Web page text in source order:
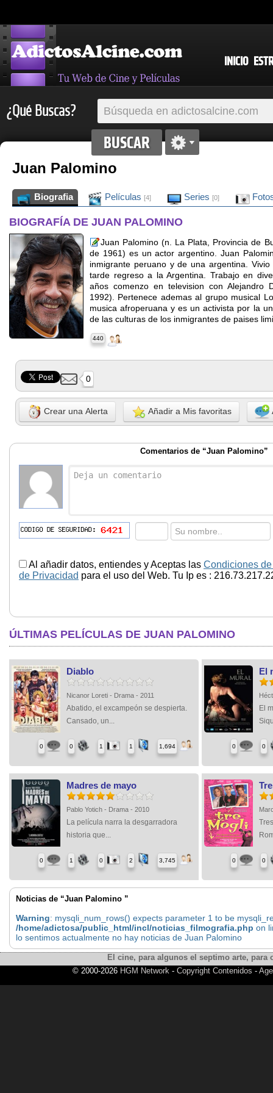
INICIO
¿Qué Buscas?
Juan Palomino
Biografia Películas [4] Series [0]
BIOGRAFÍA DE JUAN PALOMINO
Juan Palomino (n. La Plata, Provincia de
de 1961) es un actor argentino. Juan
inmigrante peruano y de una argentina.
tarde regreso a la Argentina. Trabajo en
años comenzo en television con Alejandro
1992). Pertenece ademas al grupo musical
musica afroperuana y es un activista por la
de las culturas de los inmigrantes de paises
440
0
Crear una Alerta Añadir a Mis favoritas
Comentarios de “Juan Palomino”
Al añadir datos, entiendes y Aceptas las Condiciones
de Privacidad para el uso del Web. Tu Ip es :
ÚLTIMAS PELÍCULAS DE JUAN PALOMINO
Diablo
Nicanor Loreti - Drama - 2011
Abatido, el excampeón se despierta.
Cansado, un...
0 0 1 1 1,694
El
El
0 0
Madres de mayo
Pablo Yotich - Drama - 2010
La película narra la desgarradora
historia que...
0 1 0 2 3,745 0 0
Noticias de “Juan Palomino ”
Warning: mysqli_num_rows() expects parameter 1 to be
/home/adictosa/public_html/incl/noticias_filmografia.php on
lo sentimos actualmente no hay noticias de Juan Palomino
El cine, para algunos el septimo arte,
© 2000-2026 HGM Network- Copyright Contenidos -